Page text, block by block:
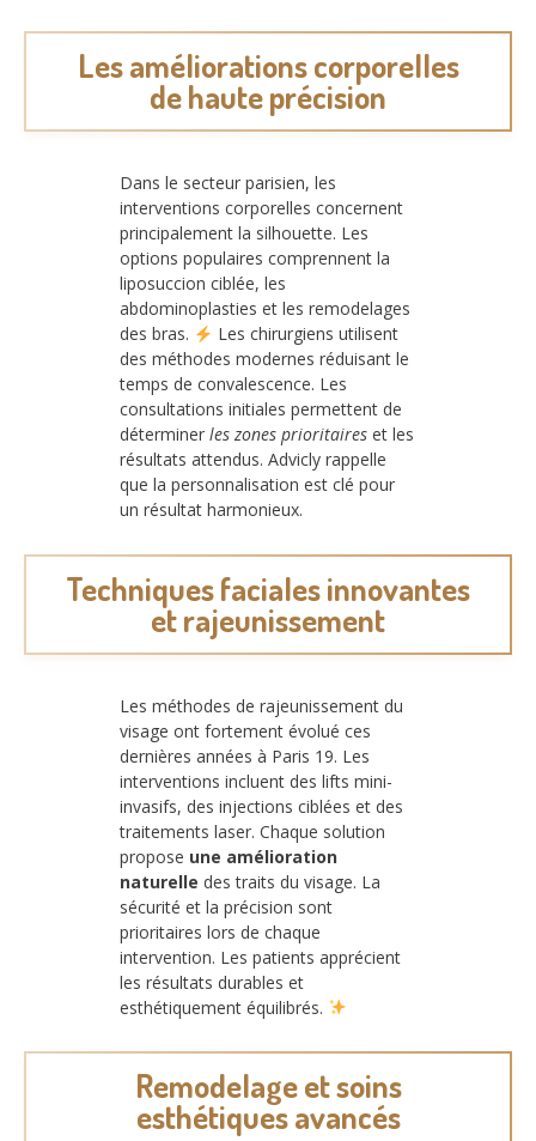
Les améliorations corporelles
de haute précision
Dans le secteur parisien, les
interventions corporelles concernent
principalement la silhouette. Les
options populaires comprennent la
liposuccion ciblée, les
abdominoplasties et les remodelages
des bras.
Les chirurgiens utilisent
des méthodes modernes réduisant le
temps de convalescence. Les
consultations initiales permettent de
déterminer les zones prioritaires et les
résultats attendus. Advicly rappelle
que la personnalisation est clé pour
un résultat harmonieux.
Techniques faciales innovantes
et rajeunissement
Les méthodes de rajeunissement du
visage ont fortement évolué ces
dernières années à Paris 19. Les
interventions incluent des lifts mini-
invasifs, des injections ciblées et des
traitements laser. Chaque solution
propose une amélioration
naturelle des traits du visage. La
sécurité et la précision sont
prioritaires lors de chaque
intervention. Les patients apprécient
les résultats durables et
esthétiquement équilibrés.
Remodelage et soins
esthétiques avancés